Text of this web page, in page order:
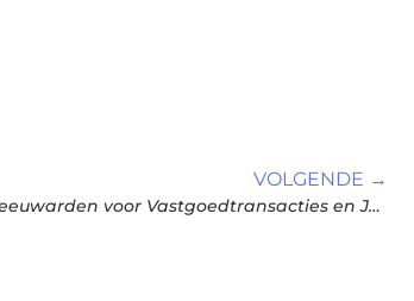
VOLGENDE →
Ontdek de Cruciale Rol van een Notaris in Leeuwarden voor Vastgoedtransacties en Juridische Diensten